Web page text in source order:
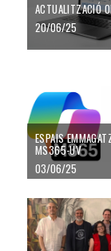
ACTUALITZACIÓ
20/06/25
ESPAIS
MS365-UV
03/06/25
MoodleMoot